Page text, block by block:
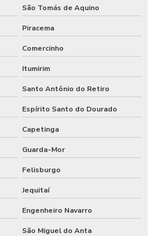
São Tomás de Aquino
Piracema
Comercinho
Itumirim
Santo Antônio do Retiro
Espírito Santo do Dourado
Capetinga
Guarda-Mor
Felisburgo
Jequitaí
Engenheiro Navarro
São Miguel do Anta